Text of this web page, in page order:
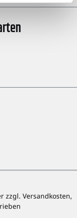
zzgl. Versandkosten,